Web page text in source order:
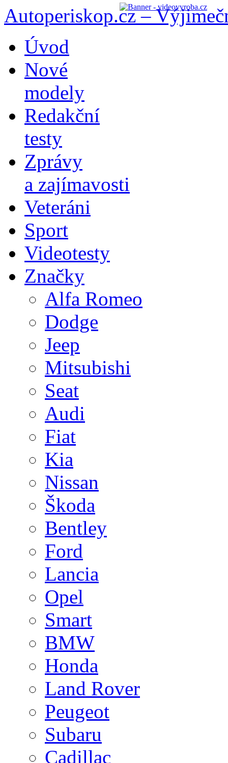
Autoperiskop.cz –
obsahu
webu
Úvod
Nové
modely
Redakční
testy
Zprávy
a zajímavosti
Veteráni
Sport
Videotesty
Značky
Alfa Romeo
Dodge
Jeep
Mitsubishi
Seat
Audi
Fiat
Kia
Nissan
Škoda
Bentley
Ford
Lancia
Opel
Smart
BMW
Honda
Land Rover
Peugeot
Subaru
Cadillac